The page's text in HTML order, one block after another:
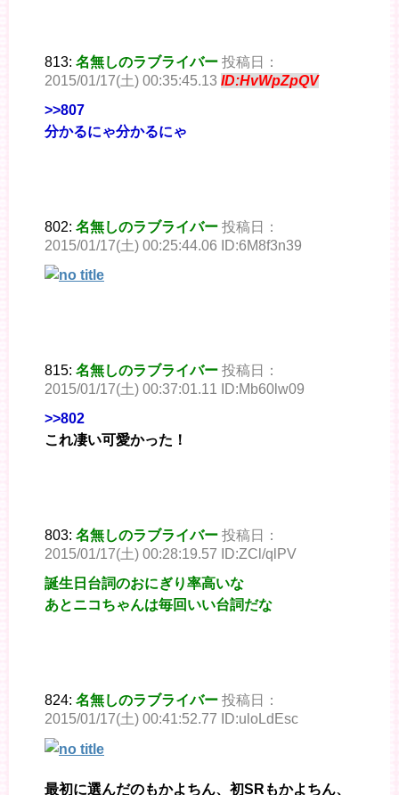
813: 名無しのラブライバー 投稿日：
2015/01/17(土) 00:35:45.13 ID:HvWpZpQV
>>807
分かるにゃ分かるにゃ
802: 名無しのラブライバー 投稿日：
2015/01/17(土) 00:25:44.06 ID:6M8f3n39
815: 名無しのラブライバー 投稿日：
2015/01/17(土) 00:37:01.11 ID:Mb60lw09
>>802
これ凄い可愛かった！
803: 名無しのラブライバー 投稿日：
2015/01/17(土) 00:28:19.57 ID:ZCl/qlPV
誕生日台詞のおにぎり率高いな
あとニコちゃんは毎回いい台詞だな
824: 名無しのラブライバー 投稿日：
2015/01/17(土) 00:41:52.77 ID:uloLdEsc
最初に選んだのもかよちん、初SRもかよちん、